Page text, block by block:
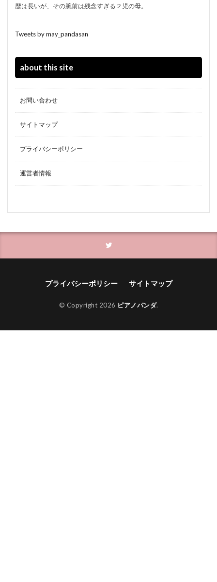
歴は長いが、その腕前は残念すぎる２児の母。
Tweets by may_pandasan
about this site
お問い合わせ
サイトマップ
プライバシーポリシー
運営者情報
プライバシーポリシー サイトマップ
© Copyright 2026 ピアノパンダ.